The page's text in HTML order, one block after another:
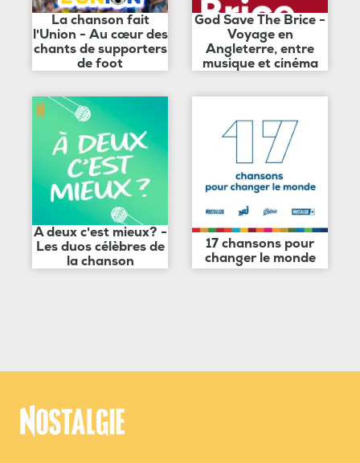
La chanson fait
l'Union - Au cœur des
chants de supporters
de foot
God Save The Brice -
Voyage en
Angleterre, entre
musique et cinéma
A deux c'est mieux? -
Les duos célèbres de
la chanson
17 chansons pour
changer le monde